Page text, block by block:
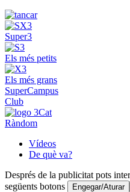
Super3
Els més petits
Els més grans
SuperCampus
Club
Ràndom
Vídeos
De què va?
Després de la publicitat pots
següents botons
Engegar/Aturar